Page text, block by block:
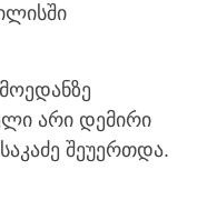
არი დემირი
შეუერთდა.